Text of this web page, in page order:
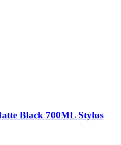
Black 700ML Stylus